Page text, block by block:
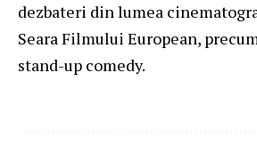
dezbateri din lumea
Seara Filmului European,
stand-up comedy.